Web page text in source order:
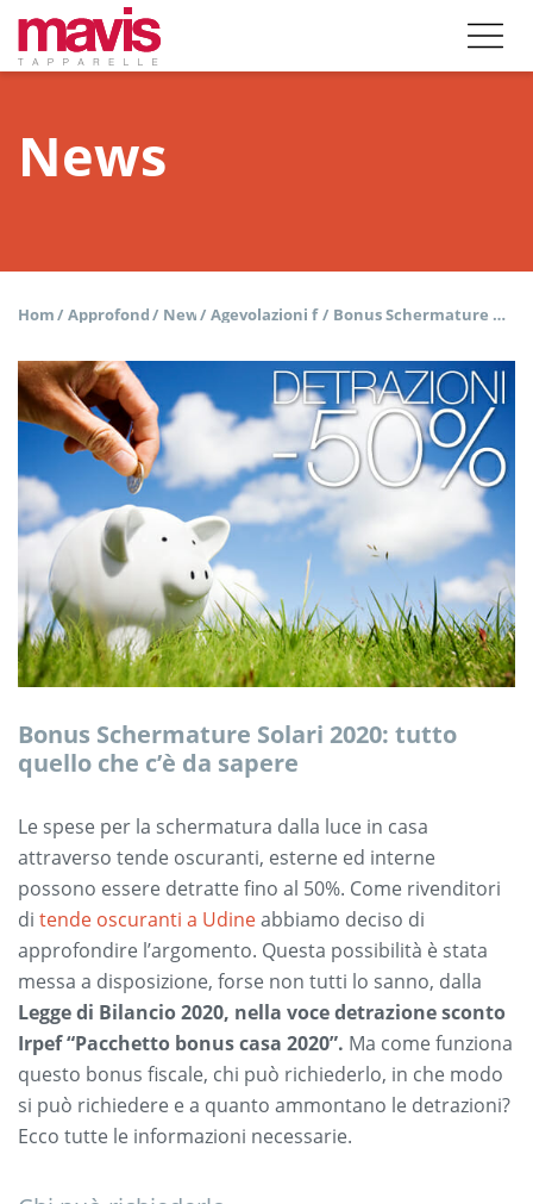
News
Home
/ Approfondisci
/ News
/ Agevolazioni fiscali
/ Bonus Schermature Solari 2020: tutto quello che c’è da sapere
Bonus Schermature Solari 2020: tutto
quello che c’è da sapere
Le spese per la schermatura dalla luce in casa
attraverso tende oscuranti, esterne ed interne
possono essere detratte fino al 50%. Come rivenditori
di tende oscuranti a Udineabbiamo deciso di
approfondire l’argomento. Questa possibilità è stata
messa a disposizione, forse non tutti lo sanno, dalla
Legge di Bilancio 2020, nella voce detrazione sconto
Irpef “Pacchetto bonus casa 2020”. Ma come funziona
questo bonus fiscale, chi può richiederlo, in che modo
si può richiedere e a quanto ammontano le detrazioni?
Ecco tutte le informazioni necessarie.